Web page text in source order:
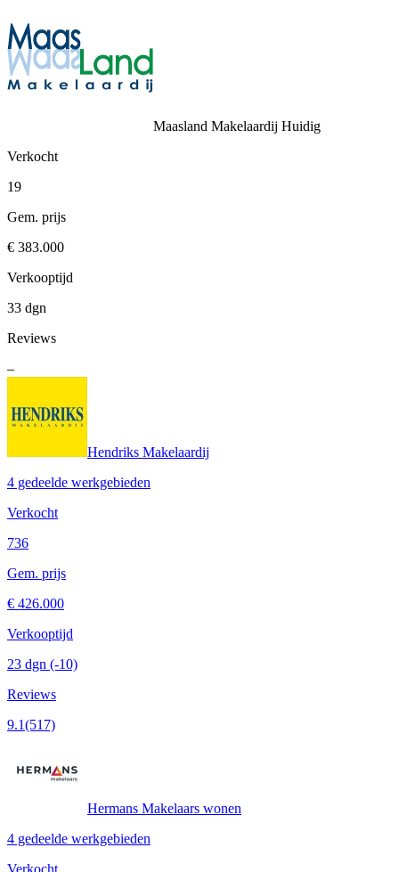
Maasland Makelaardij Huidig
Verkocht
19
Gem. prijs
€ 383.000
Verkooptijd
33 dgn
Reviews
–
Hendriks Makelaardij
4 gedeelde werkgebieden
Verkocht
736
Gem. prijs
€ 426.000
Verkooptijd
23 dgn (-10)
Reviews
9.1(517)
Hermans Makelaars wonen
4 gedeelde werkgebieden
Verkocht